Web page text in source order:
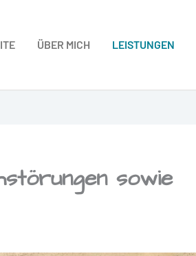
ÜBER MICH LEISTUNGEN
sowie